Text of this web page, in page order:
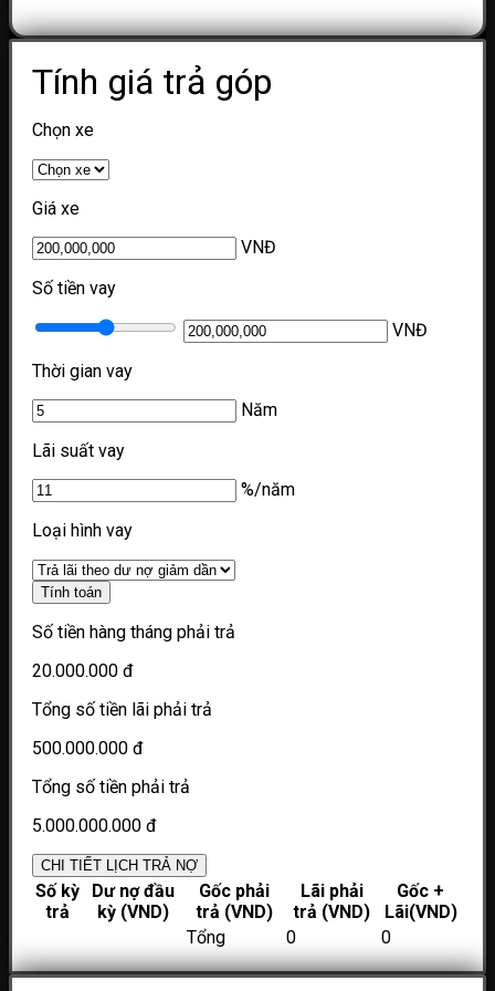
Tính giá trả góp
Chọn xe
Giá xe
VNĐ
Số tiền vay
VNĐ
Thời gian vay
Năm
Lãi suất vay
%/năm
Loại hình vay
Tính toán
Số tiền hàng tháng phải trả
20.000.000 đ
Tổng số tiền lãi phải trả
500.000.000 đ
Tổng số tiền phải trả
5.000.000.000 đ
CHI TIẾT LỊCH TRẢ NỢ
Số kỳ
trả
Dư nợ đầu
kỳ (VND)
Gốc phải
trả (VND)
Lãi phải
trả (VND)
Gốc +
Lãi(VND)
Tổng
0 0